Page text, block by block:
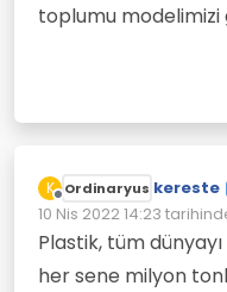
toplumu
K
Çevrimdışı
Ordinaryus kereste
10 Nis 2022 14:23
Son düzenleyen:
Plastik, tüm
her sene milyon